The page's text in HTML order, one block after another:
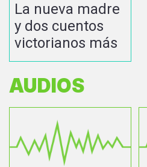
La nueva madre
y dos cuentos
victorianos más
AUDIOS